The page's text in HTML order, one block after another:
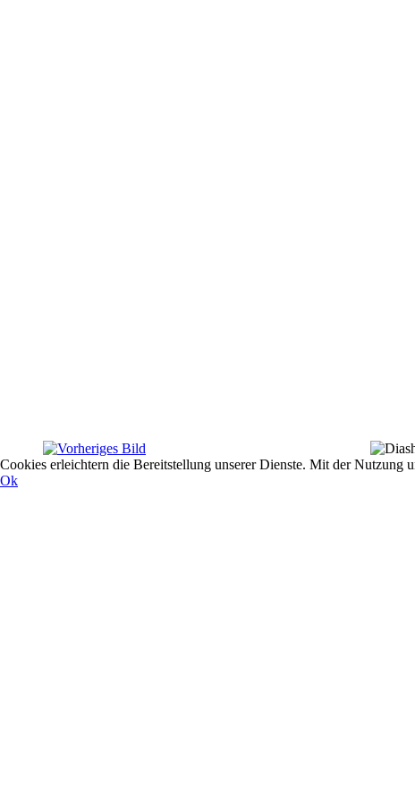
Cookies erleichtern die Bereitstellung unserer Dienste. Mit der Nutzung
Ok